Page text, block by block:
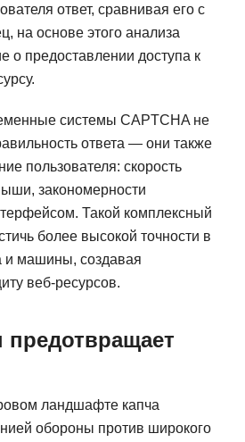
ответ, сравнивая его с
на основе этого анализа
о предоставлении доступа к
системы CAPTCHA не
ответа — они также
пользователя: скорость
закономерности
Такой комплексный
более высокой точности в
и машины, создавая
веб-ресурсов.
предотвращает
ландшафте капча
обороны против широкого